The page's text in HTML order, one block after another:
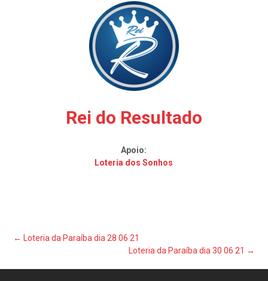
Rei do Resultado
Apoio:
Loteria dos Sonhos
Post
←
Loteria da Paraíba dia 28 06 21
Loteria da Paraíba dia 30 06 21 →